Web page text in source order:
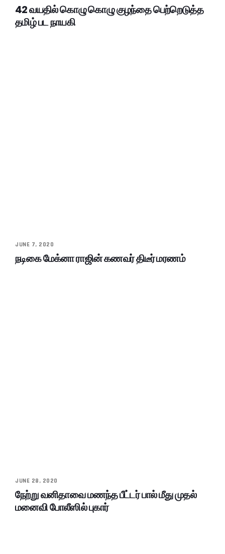
42 வயதில் கொழு கொழு குழந்தை பெற்றெடுத்த
தமிழ் பட நாயகி
JUNE 7, 2020
நடிகை மேக்னா ராஜின் கணவர் திடீர் மரணம்
JUNE 28, 2020
நேற்று வனிதாவை மணந்த பீட்டர் பால் மீது முதல்
மனைவி போலீஸில் புகார்